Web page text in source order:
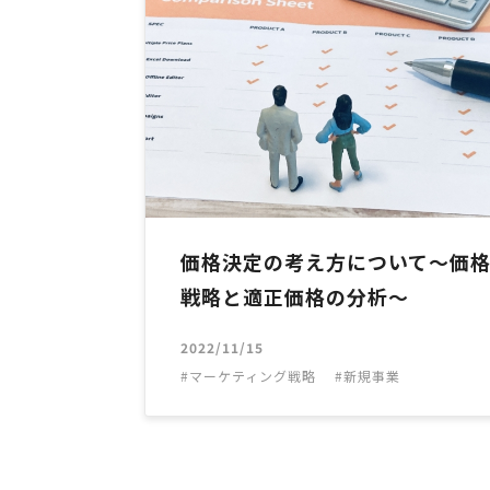
価格決定の考え方について～価格
戦略と適正価格の分析～
2022/11/15
マーケティング戦略
新規事業